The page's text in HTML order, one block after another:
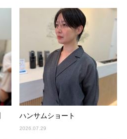
ハンサムショート
2026.07.29